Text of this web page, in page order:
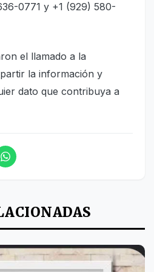
0771 y +1 (929) 580-
el llamado a la
la información y
dato que contribuya a